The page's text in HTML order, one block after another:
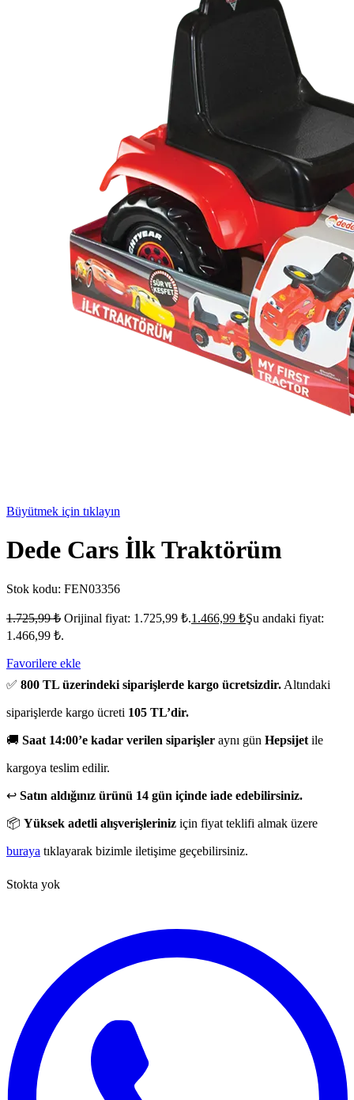
Büyütmek için tıklayın
Dede Cars İlk Traktörüm
Stok kodu: FEN03356
1.725,99₺ Orijinal fiyat: 1.725,99 ₺.1.466,99 ₺Şu andaki fiyat:
1.466,99 ₺.
Favorilere ekle
✅ 800 TL üzerindeki siparişlerde kargo ücretsizdir. Altındaki
siparişlerde kargo ücreti 105 TL’dir.
🚚 Saat 14:00’e kadar verilen siparişler aynı gün Hepsijet ile
kargoya teslim edilir.
↩️ Satın aldığınız ürünü 14 gün içinde iade edebilirsiniz.
📦 Yüksek adetli alışverişleriniz için fiyat teklifi almak üzere
buraya tıklayarak bizimle iletişime geçebilirsiniz.
Stokta yok